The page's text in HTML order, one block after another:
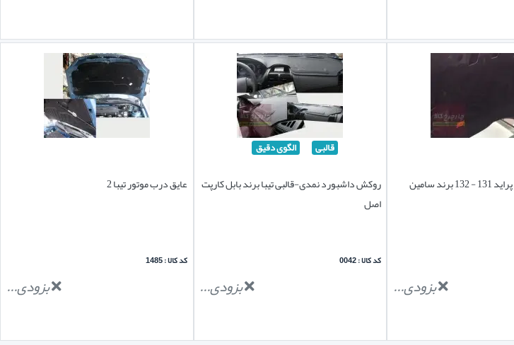
عایق درب موتور پراید 131 - 132 برند سامین
بزودی...
قالبی الگوی دقیق
روکش داشبورد نمدی-قالبی تیبا برند بابل کارپت
اصل
کد کالا : 0042
بزودی...
عایق درب موتور تیبا 2
کد کالا : 1485
بزودی...